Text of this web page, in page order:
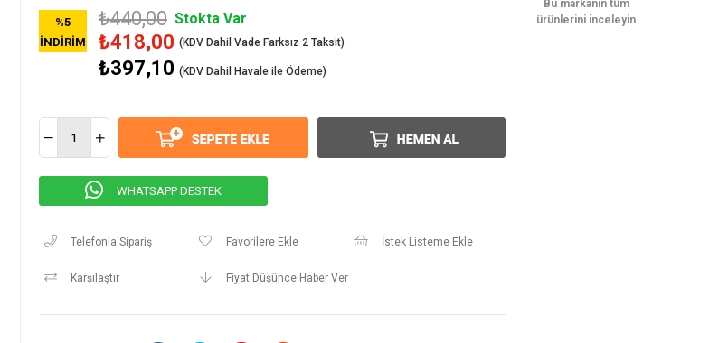
%5
İNDIRIM
₺440,00 Stokta Var
₺418,00
₺397,10 (KDV Dahil Havale ile Ödeme)
WHATSAPP DESTEK
Telefonla Sipariş Favorilere Ekle İstek Listeme Ekle
Karşılaştır Fiyat Düşünce Haber Ver